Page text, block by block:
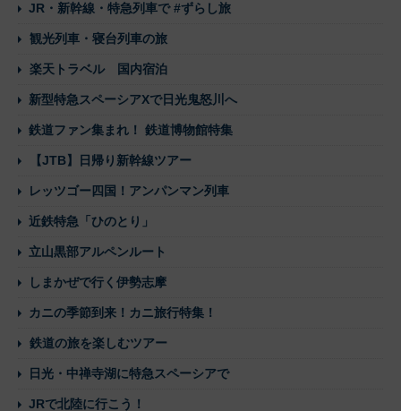
JR・新幹線・特急列車で #ずらし旅
観光列車・寝台列車の旅
楽天トラベル 国内宿泊
新型特急スペーシアXで日光鬼怒川へ
鉄道ファン集まれ！ 鉄道博物館特集
【JTB】日帰り新幹線ツアー
レッツゴー四国！アンパンマン列車
近鉄特急「ひのとり」
立山黒部アルペンルート
しまかぜで行く伊勢志摩
カニの季節到来！カニ旅行特集！
鉄道の旅を楽しむツアー
日光・中禅寺湖に特急スペーシアで
JRで北陸に行こう！